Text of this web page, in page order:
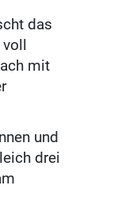
das
mit
und
drei